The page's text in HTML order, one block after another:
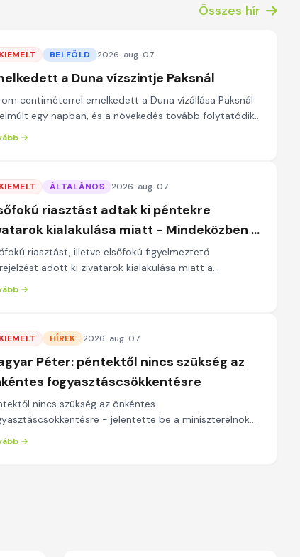
Összes hír
KIEMELT BELFÖLD 2026. aug. 07.
a Duna vízszintje Paksnál
centiméterrel emelkedett a Duna vízállása Paksnál
egy napban, és a növekedés tovább folytatódik
ki a kormány.hu hőségriasztásr...
KIEMELT ÁLTALÁNOS 2026. aug. 07.
riasztást adtak ki péntekre
kialakulása miatt - Mindeközben a
a magas középhőmérsékletre
riasztást, illetve elsőfokú figyelmeztető
adott ki zivatarok kialakulása miatt a
Előrejelzésük szerint napközben fők...
KIEMELT HÍREK 2026. aug. 07.
Péter: péntektől nincs szükség az
fogyasztáscsökkentésre
nincs szükség az önkéntes
- jelentette be a miniszterelnök
este a Facebook-oldalán. Az MTI közlése szerin...